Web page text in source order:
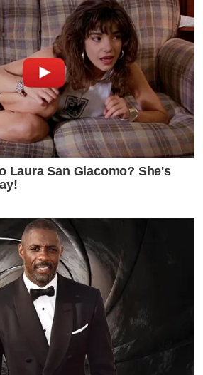
ดีๆอภัยกันได้ พก คนดีอ่อนกว่าหลาย
Laura San Giacomo? She's